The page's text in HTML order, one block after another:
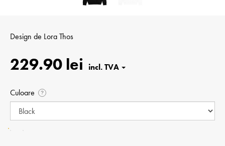
Design de Lora Thos
229.90 lei
Culoare ?